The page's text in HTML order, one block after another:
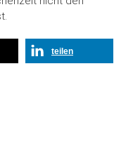
teilen